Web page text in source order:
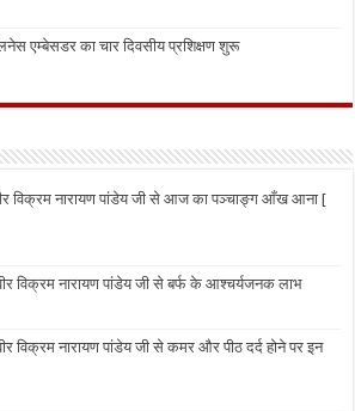
एम्बेसडर का चार दिवसीय प्रशिक्षण शुरू
विक्रम नारायण पांडेय जी से आज का पञ्चाङ्ग आँख आना [
विक्रम नारायण पांडेय जी से बर्फ के आश्चर्यजनक लाभ
विक्रम नारायण पांडेय जी से कमर और पीठ दर्द होने पर इन